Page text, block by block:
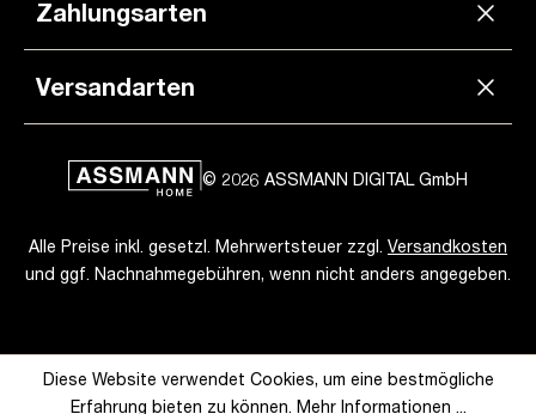
Zahlungsarten
Versandarten
© 2026 ASSMANN DIGITAL GmbH
Alle Preise inkl. gesetzl. Mehrwertsteuer zzgl. Versandkosten
und ggf. Nachnahmegebühren, wenn nicht anders angegeben.
Diese Website verwendet Cookies, um eine bestmögliche
Erfahrung bieten zu können. Mehr Informationen ...